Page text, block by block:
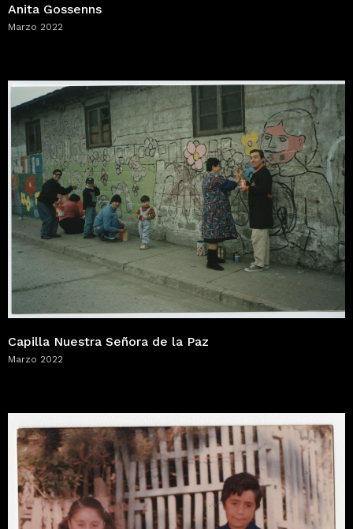
Anita Gossenns
Marzo 2022
Capilla Nuestra Señora de la Paz
Marzo 2022